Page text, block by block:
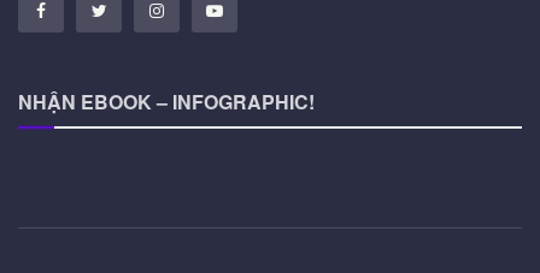
NHẬN EBOOK – INFOGRAPHIC!